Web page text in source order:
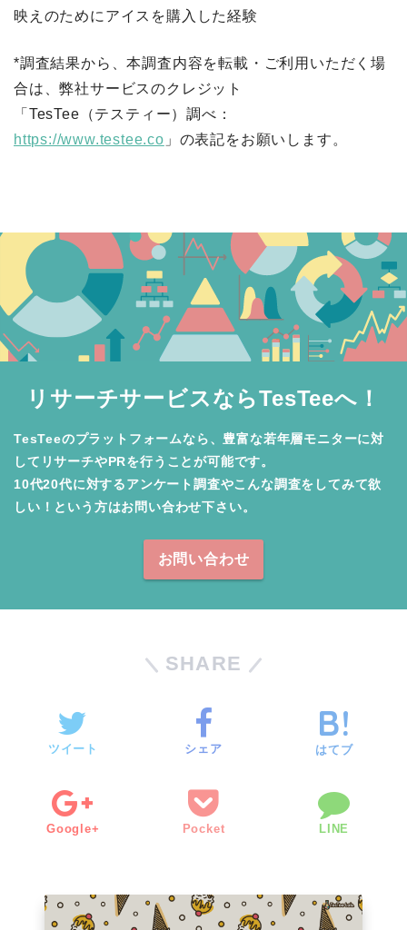
映えのためにアイスを購入した経験
*調査結果から、本調査内容を転載・ご利用いただく場
合は、弊社サービスのクレジット
「TesTee（テスティー）調べ：
https://www.testee.co 」の表記をお願いします。
リサーチサービスならTesTeeへ！
TesTeeのプラットフォームなら、豊富な若年層モニターに対
してリサーチやPRを行うことが可能です。
10代20代に対するアンケート調査やこんな調査をしてみて欲
しい！という方はお問い合わせ下さい。
お問い合わせ
SHARE
ツイート シェア はてブ
Google+ Pocket LINE